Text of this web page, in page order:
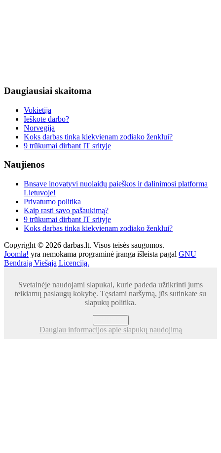
Daugiausiai skaitoma
Vokietija
Ieškote darbo?
Norvegija
Koks darbas tinka kiekvienam zodiako ženklui?
9 trūkumai dirbant IT srityje
Naujienos
Bnsave inovatyvi nuolaidų paieškos ir dalinimosi platforma
Lietuvoje!
Privatumo politika
Kaip rasti savo pašaukimą?
9 trūkumai dirbant IT srityje
Koks darbas tinka kiekvienam zodiako ženklui?
Copyright © 2026 darbas.lt. Visos teisės saugomos.
Joomla! yra nemokama programinė įranga išleista pagal GNU
Bendrąją Viešąją Licenciją.
Svetainėje naudojami slapukai, kurie padeda užtikrinti jums
teikiamų paslaugų kokybę. Tęsdami naršymą, jūs sutinkate su
slapukų politika.
Daugiau informacijos apie slapukų naudojimą